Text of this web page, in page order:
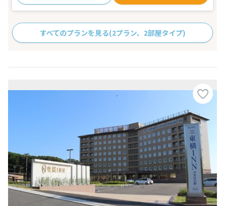
すべてのプランを見る(2プラン、2部屋タイプ)